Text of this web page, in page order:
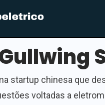
startup chinesa que
voltadas a